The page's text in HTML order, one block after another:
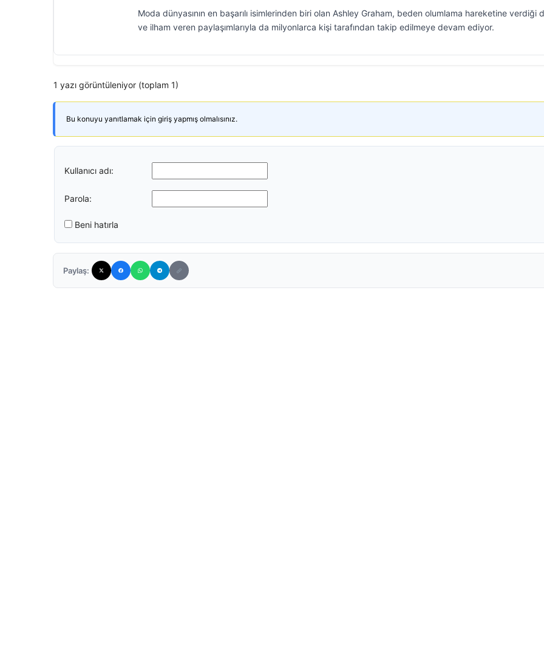
Moda dünyasının en başarılı isimlerinden biri olan Ashley Graham, beden olumlama hareketine verdiği
ve ilham veren paylaşımlarıyla da milyonlarca kişi tarafından takip edilmeye devam ediyor.
1 yazı görüntüleniyor (toplam 1)
Bu konuyu yanıtlamak için giriş yapmış olmalısınız.
Kullanıcı adı:
Parola:
Beni hatırla
Paylaş: